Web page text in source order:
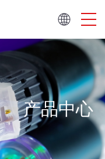
产品中心